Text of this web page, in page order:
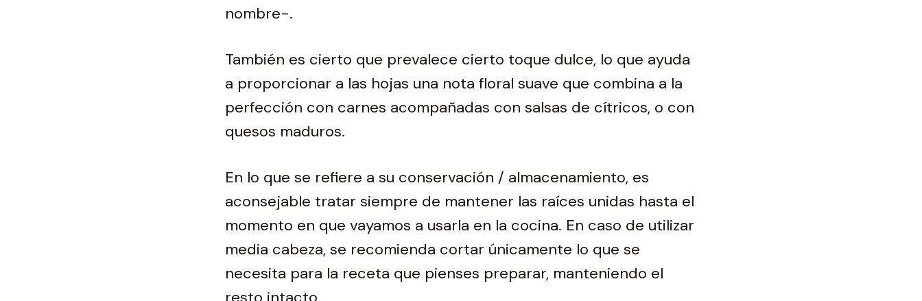
nombre-.
También es cierto que prevalece cierto toque dulce, lo que ayuda
a proporcionar a las hojas una nota floral suave que combina a la
perfección con carnes acompañadas con salsas de cítricos, o con
quesos maduros.
En lo que se refiere a su conservación / almacenamiento, es
aconsejable tratar siempre de mantener las raíces unidas hasta el
momento en que vayamos a usarla en la cocina. En caso de utilizar
media cabeza, se recomienda cortar únicamente lo que se
necesita para la receta que pienses preparar, manteniendo el
resto intacto.